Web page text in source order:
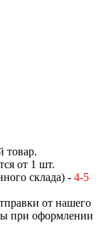
товар.
от 1 шт.
склада) - 4-5
от нашего
при оформлении